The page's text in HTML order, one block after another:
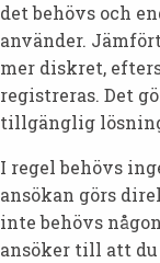
det behövs och
använder.
mer diskret,
registreras. Det
tillgänglig
I regel behövs
ansökan görs
inte behövs
ansöker till att